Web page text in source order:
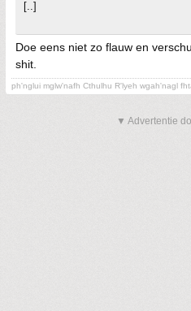
[..]
Doe eens niet zo flauw en
shit.
ph'nglui mglw'nafh Cthulhu R'lyeh wgah'nagl
▼ Advertentie